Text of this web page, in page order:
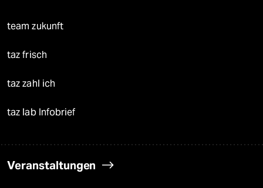
team zukunft
taz frisch
taz zahl ich
taz lab Infobrief
Veranstaltungen